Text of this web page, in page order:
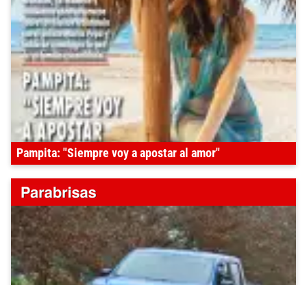
Pampita: "Siempre voy a apostar al amor"